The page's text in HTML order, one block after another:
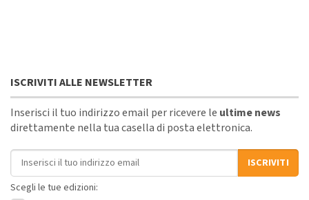
ISCRIVITI ALLE NEWSLETTER
Inserisci il tuo indirizzo email per ricevere le ultime news
direttamente nella tua casella di posta elettronica.
Indirizzo email
ISCRIVITI
Scegli le tue edizioni: